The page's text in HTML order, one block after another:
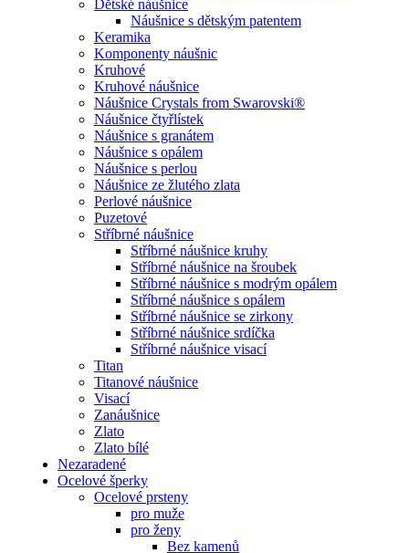
Dětské náušnice
Náušnice s dětským patentem
Keramika
Komponenty náušnic
Kruhové
Kruhové náušnice
Náušnice Crystals from Swarovski®
Náušnice čtyřlístek
Náušnice s granátem
Náušnice s opálem
Náušnice s perlou
Náušnice ze žlutého zlata
Perlové náušnice
Puzetové
Stříbrné náušnice
Stříbrné náušnice kruhy
Stříbrné náušnice na šroubek
Stříbrné náušnice s modrým opálem
Stříbrné náušnice s opálem
Stříbrné náušnice se zirkony
Stříbrné náušnice srdíčka
Stříbrné náušnice visací
Titan
Titanové náušnice
Visací
Zanáušnice
Zlato
Zlato bílé
Nezaradené
Ocelové šperky
Ocelové prsteny
pro muže
pro ženy
Bez kamenů